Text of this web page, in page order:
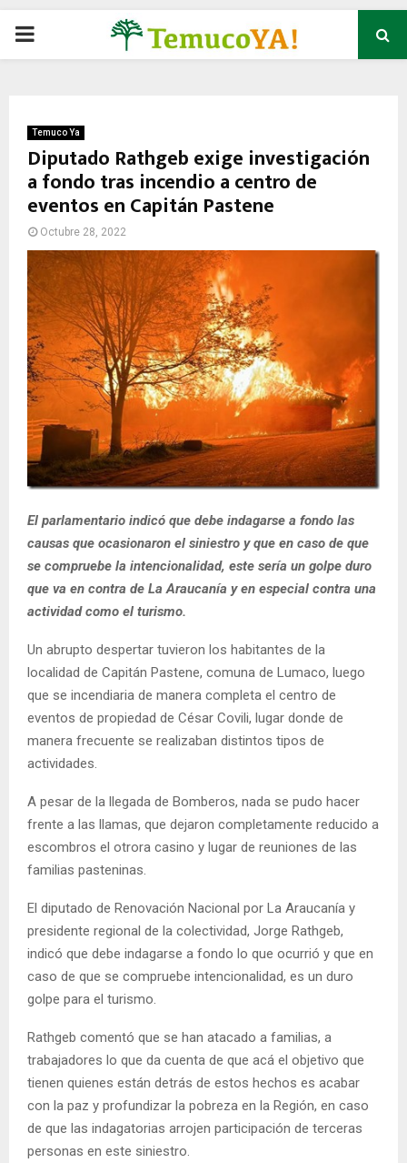
P
M
A
R
Y
M
E
N
U
Temuco Ya
Diputado Rathgeb exige investigación
a fondo tras incendio a centro de
eventos en Capitán Pastene
Octubre 28, 2022
El parlamentario indicó que debe indagarse a fondo las
causas que ocasionaron el siniestro y que en caso de que
se compruebe la intencionalidad, este sería un golpe duro
que va en contra de La Araucanía y en especial contra una
actividad como el turismo.
Un abrupto despertar tuvieron los habitantes de la
localidad de Capitán Pastene, comuna de Lumaco, luego
que se incendiaria de manera completa el centro de
eventos de propiedad de César Covili, lugar donde de
manera frecuente se realizaban distintos tipos de
actividades.
A pesar de la llegada de Bomberos, nada se pudo hacer
frente a las llamas, que dejaron completamente reducido a
escombros el otrora casino y lugar de reuniones de las
familias pasteninas.
El diputado de Renovación Nacional por La Araucanía y
presidente regional de la colectividad, Jorge Rathgeb,
indicó que debe indagarse a fondo lo que ocurrió y que en
caso de que se compruebe intencionalidad, es un duro
golpe para el turismo.
Rathgeb comentó que se han atacado a familias, a
trabajadores lo que da cuenta de que acá el objetivo que
tienen quienes están detrás de estos hechos es acabar
con la paz y profundizar la pobreza en la Región, en caso
de que las indagatorias arrojen participación de terceras
personas en este siniestro.